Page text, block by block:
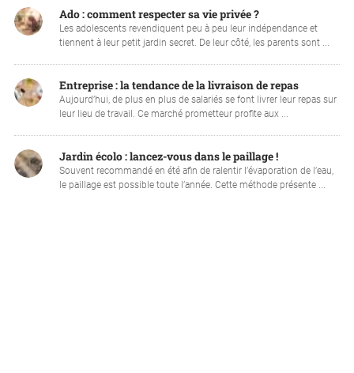
Ado : comment respecter sa vie privée ?
Les adolescents revendiquent peu à peu leur indépendance et
tiennent à leur petit jardin secret. De leur côté, les parents sont ...
Entreprise : la tendance de la livraison de repas
Aujourd’hui, de plus en plus de salariés se font livrer leur repas sur
leur lieu de travail. Ce marché prometteur profite aux ...
Jardin écolo : lancez-vous dans le paillage !
Souvent recommandé en été afin de ralentir l’évaporation de l’eau,
le paillage est possible toute l’année. Cette méthode présente ...